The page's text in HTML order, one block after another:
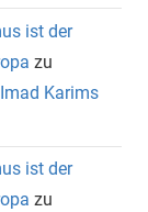
ist der
zu
Karims
ist der
zu